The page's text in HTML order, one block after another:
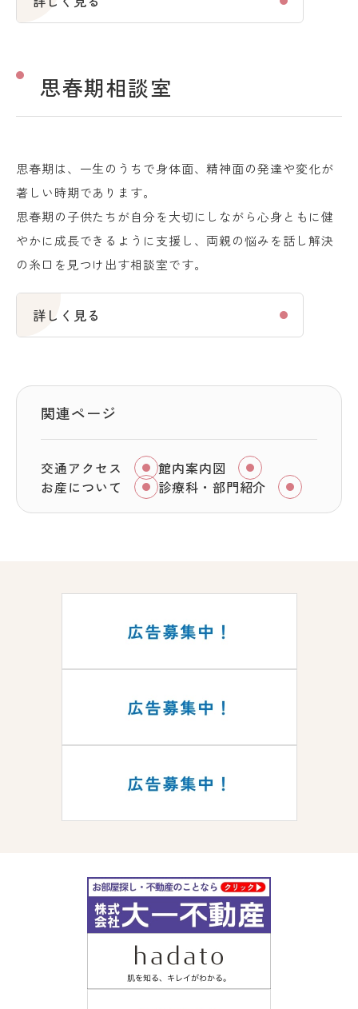
思春期相談室
思春期は、一生のうちで身体面、精神面の発達や変化が
著しい時期であります。
思春期の子供たちが自分を大切にしながら心身ともに健
やかに成長できるように支援し、両親の悩みを話し解決
の糸口を見つけ出す相談室です。
詳しく見る
関連ページ
交通アクセス
館内案内図
お産について
診療科・部門紹介